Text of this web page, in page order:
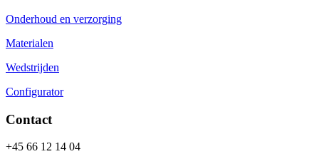
Onderhoud en verzorging
Materialen
Wedstrijden
Configurator
Contact
+45 66 12 14 04